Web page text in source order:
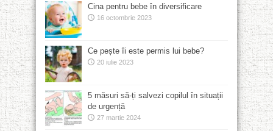
Cina pentru bebe în diversificare
16 octombrie 2023
Ce pește îi este permis lui bebe?
20 iulie 2023
5 măsuri să-ți salvezi copilul în situații
de urgență
27 martie 2024